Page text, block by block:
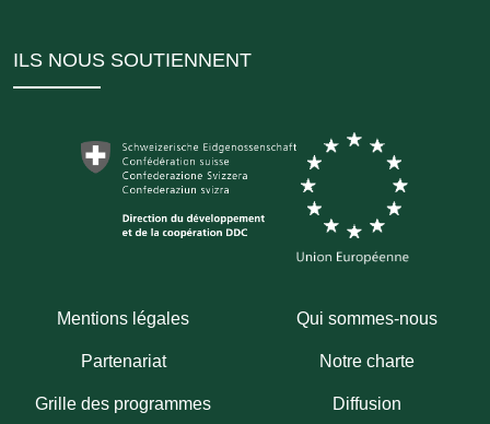
ILS NOUS SOUTIENNENT
Mentions légales Qui sommes-nous
Partenariat Notre charte
Grille des programmes Diffusion